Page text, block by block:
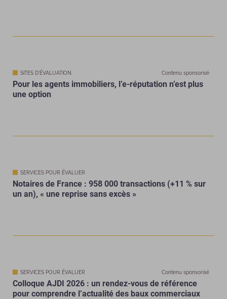
SITES D'ÉVALUATION Contenu sponsorisé
Pour les agents immobiliers, l’e-réputation n’est plus
une option
SERVICES POUR ÉVALUER
Notaires de France : 958 000 transactions (+11 % sur
un an), « une reprise sans excès »
SERVICES POUR ÉVALUER Contenu sponsorisé
Colloque AJDI 2026 : un rendez-vous de référence
pour comprendre l’actualité des baux commerciaux